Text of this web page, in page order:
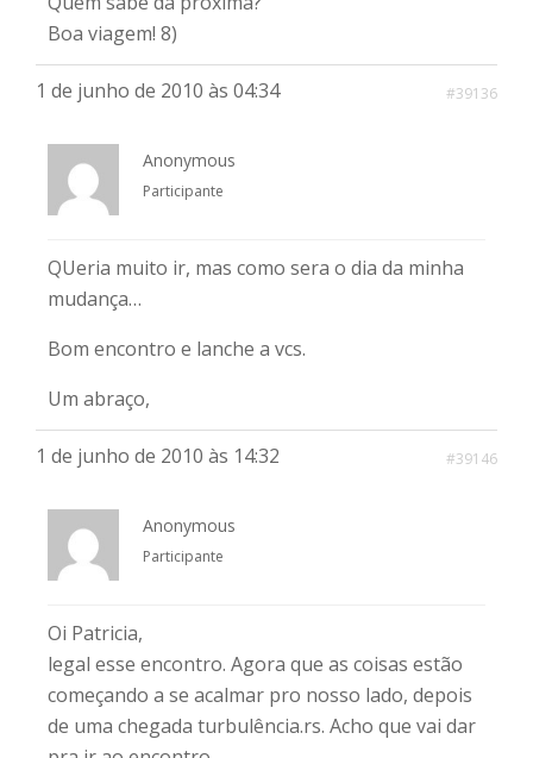
Boa viagem! 8)
1 de junho de 2010 às 04:34 #39136
Anonymous
Participante
QUeria muito ir, mas como sera o dia da minha
mudança…
Bom encontro e lanche a vcs.
Um abraço,
1 de junho de 2010 às 14:32 #39146
Anonymous
Participante
Oi Patricia,
legal esse encontro. Agora que as coisas estão
começando a se acalmar pro nosso lado, depois
de uma chegada turbulência.rs. Acho que vai dar